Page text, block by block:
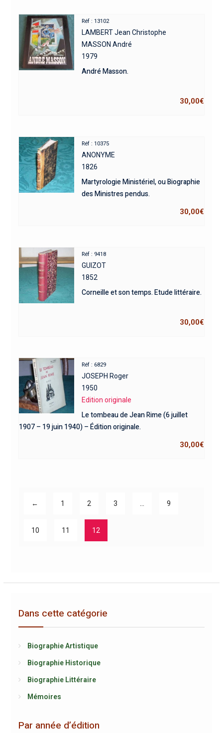
Réf : 13102
LAMBERT Jean Christophe
MASSON André
1979
André Masson.
30,00€
Réf : 10375
ANONYME
1826
Martyrologie Ministériel, ou Biographie
des Ministres pendus.
30,00€
Réf : 9418
GUIZOT
1852
Corneille et son temps. Etude littéraire.
30,00€
Réf : 6829
JOSEPH Roger
1950
Edition originale
Le tombeau de Jean Rime (6 juillet
1907 – 19 juin 1940) – Édition originale.
30,00€
← 1 2 3 9
10 11 12
Dans cette catégorie
Biographie Artistique
Biographie Historique
Biographie Littéraire
Mémoires
Par année d’édition